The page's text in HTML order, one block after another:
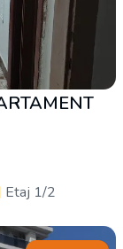
Etaj 1/2